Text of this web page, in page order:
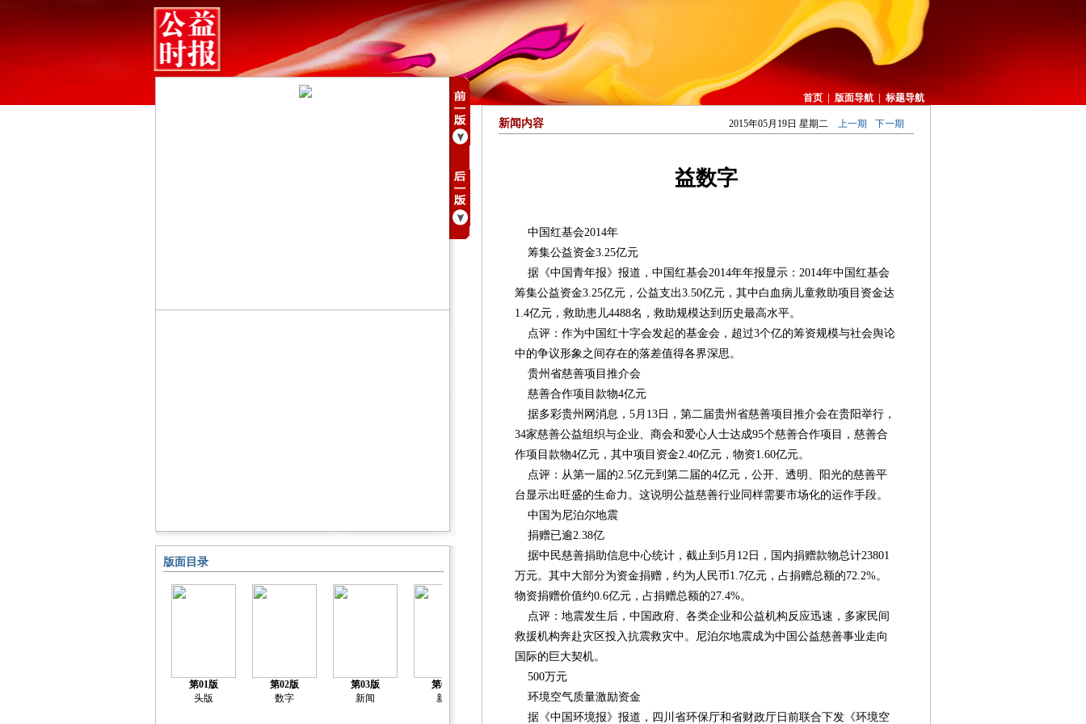
首页 版面导航 标题导航
版面目录
第01版
头版
第02版
数字
第03版
新闻
第04版
新闻
第05版 第06版
新闻内容 2015年05月19日 星期二 上一期 下一期
益数字
中国红基会2014年
筹集公益资金3.25亿元
据《中国青年报》报道，中国红基会2014年年报显示：2014年中国红基会
筹集公益资金3.25亿元，公益支出3.50亿元，其中白血病儿童救助项目资金达
1.4亿元，救助患儿4488名，救助规模达到历史最高水平。
点评：作为中国红十字会发起的基金会，超过3个亿的筹资规模与社会舆论
中的争议形象之间存在的落差值得各界深思。
贵州省慈善项目推介会
慈善合作项目款物4亿元
据多彩贵州网消息，5月13日，第二届贵州省慈善项目推介会在贵阳举行，
34家慈善公益组织与企业、商会和爱心人士达成95个慈善合作项目，慈善合
作项目款物4亿元，其中项目资金2.40亿元，物资1.60亿元。
点评：从第一届的2.5亿元到第二届的4亿元，公开、透明、阳光的慈善平
台显示出旺盛的生命力。这说明公益慈善行业同样需要市场化的运作手段。
中国为尼泊尔地震
捐赠已逾2.38亿
据中民慈善捐助信息中心统计，截止到5月12日，国内捐赠款物总计23801
万元。其中大部分为资金捐赠，约为人民币1.7亿元，占捐赠总额的72.2%。
物资捐赠价值约0.6亿元，占捐赠总额的27.4%。
点评：地震发生后，中国政府、各类企业和公益机构反应迅速，多家民间
救援机构奔赴灾区投入抗震救灾中。尼泊尔地震成为中国公益慈善事业走向
国际的巨大契机。
500万元
环境空气质量激励资金
据《中国环境报》报道，四川省环保厅和省财政厅日前联合下发《环境空